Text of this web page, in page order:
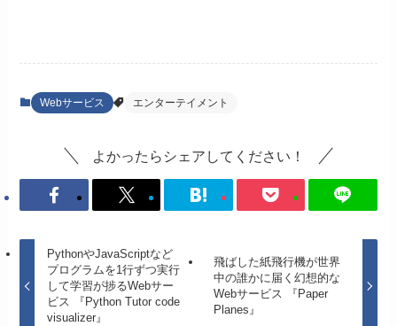
Webサービス エンターテイメント
よかったらシェアしてください！
PythonやJavaScriptなど
プログラムを1行ずつ実行
して学習が捗るWebサー
ビス 『Python Tutor code
visualizer』
飛ばした紙飛行機が世界
中の誰かに届く幻想的な
Webサービス 『Paper
Planes』